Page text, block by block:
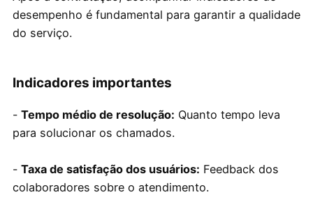
desempenho é fundamental para garantir a qualidade
do serviço.
Indicadores importantes
- Tempo médio de resolução: Quanto tempo leva
para solucionar os chamados.
- Taxa de satisfação dos usuários: Feedback dos
colaboradores sobre o atendimento.